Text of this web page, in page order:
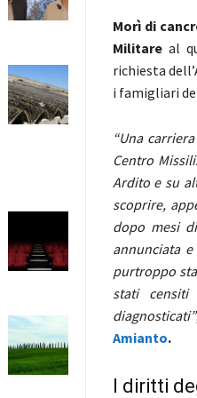
Morì di
Militare al
richiesta
i famigliari
“Una
Centro
Ardito e su
scoprire,
dopo mesi
annunciata
purtroppo
stati
diagnosticati”
Amianto.
I diritti